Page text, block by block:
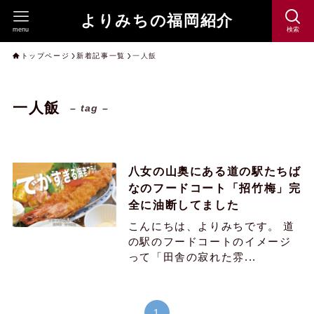
よりみちの福岡紹介 検索
menu
トップページ 新着記事一覧 一人飯
一人飯 – tag –
八女の山奥にある道の駅たちば
なのフードコート「招竹梅」完
全に油断してました
こんにちは、よりみちです。 道
の駅のフードコートのイメージ
って「田舎の寂れた雰...